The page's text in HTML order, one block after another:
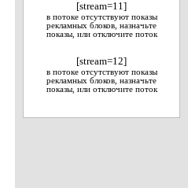
[stream=11]
в потоке отсутствуют показы
рекламных блоков, назначьте
показы, или отключите поток
[stream=12]
в потоке отсутствуют показы
рекламных блоков, назначьте
показы, или отключите поток